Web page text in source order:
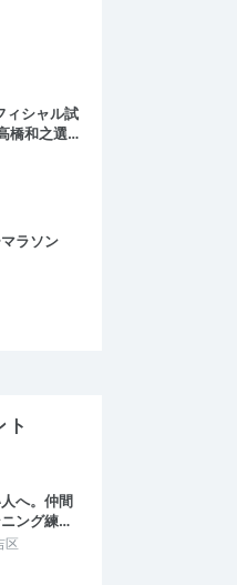
ィシャル試
橋和之選…
ラソン
ト
へ。仲間
ング練…
区